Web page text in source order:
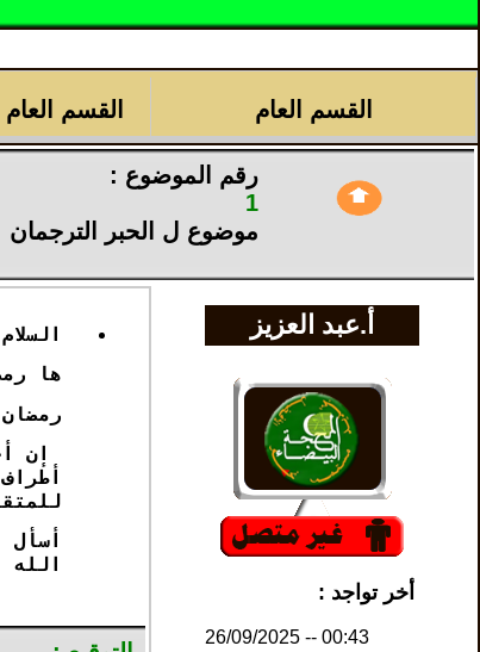
القسم العام القسم العام
رقم الموضوع :
1
موضوع ل
الحبر الترجمان
أ.عبد العزيز
أخر تواجد :
00:43 -- 26/09/2025
ها
إن
أسأل
الله